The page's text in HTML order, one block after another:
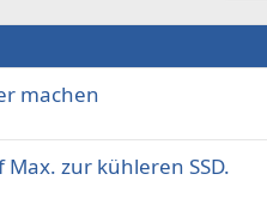
machen
zur kühleren SSD.